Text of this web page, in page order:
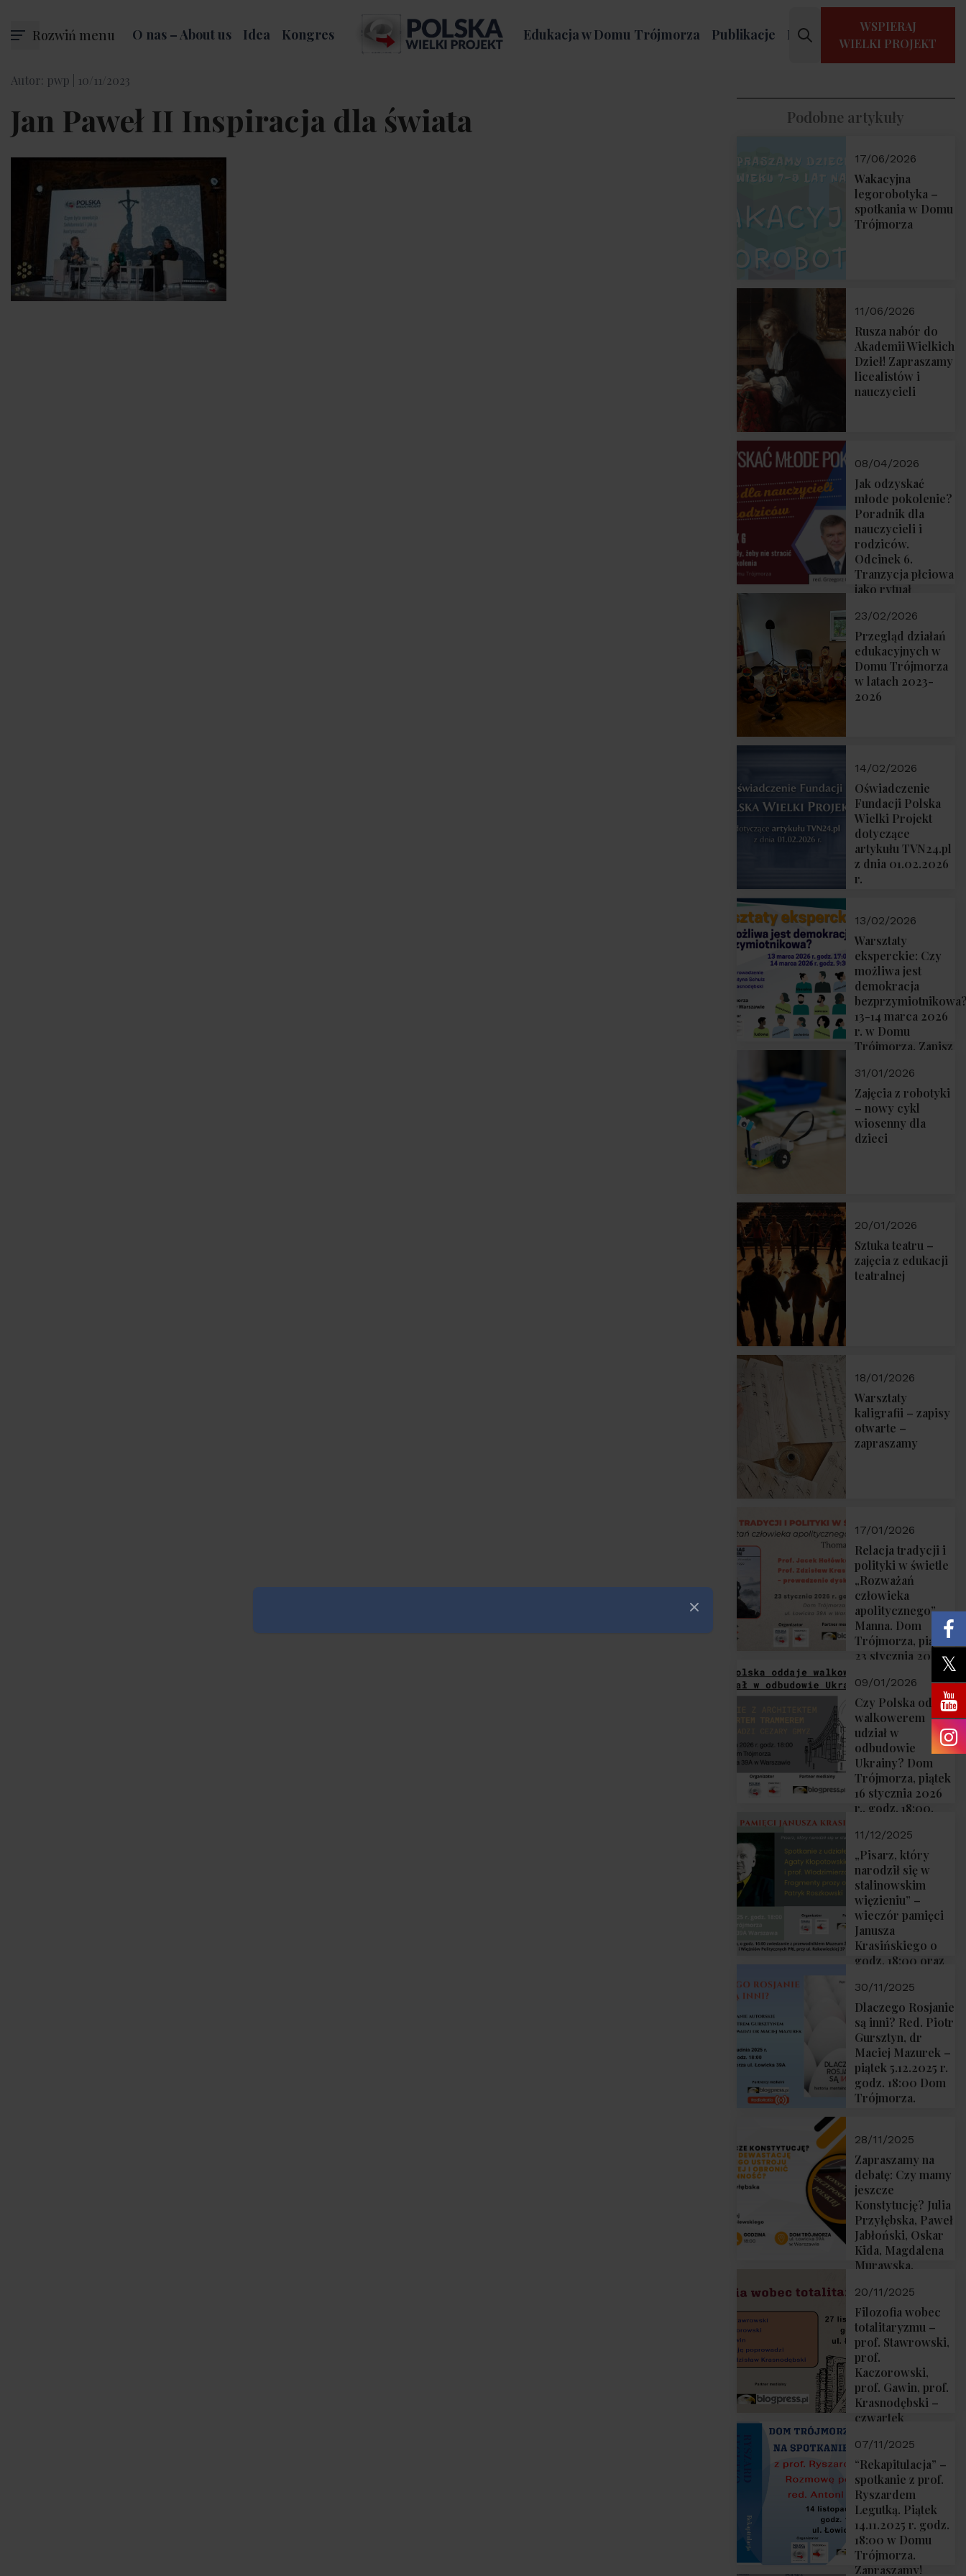
Rozwiń menu O nas – About us Idea Kongres Edukacja w Domu Trójmorza Publikacje Kontakt
WSPIERAJ
WIELKI PROJEKT
Autor: pwp | 10/11/2023
Jan Paweł II Inspiracja dla świata Podobne artykuły
17/06/2026
Wakacyjna
legorobotyka –
spotkania w Domu
Trójmorza
11/06/2026
Rusza nabór do
Akademii Wielkich
Dzieł! Zapraszamy
licealistów i
nauczycieli
08/04/2026
Jak odzyskać
młode pokolenie?
Poradnik dla
nauczycieli i
rodziców.
Odcinek 6.
Tranzycja płciowa
jako rytuał
Rozmawiają red.
Grzegorz Górny i
prof. Michał
Łuczewski
23/02/2026
Przegląd działań
edukacyjnych w
Domu Trójmorza
w latach 2023-
2026
14/02/2026
Oświadczenie
Fundacji Polska
Wielki Projekt
dotyczące
artykułu TVN24.pl
z dnia 01.02.2026
r.
13/02/2026
Warsztaty
eksperckie: Czy
możliwa jest
demokracja
13-14 marca 2026
r. w Domu
Trójmorza. Zapisz
31/01/2026
Zajęcia z robotyki
– nowy cykl
wiosenny dla
dzieci
20/01/2026
Sztuka teatru –
zajęcia z edukacji
teatralnej
18/01/2026
Warsztaty
kaligrafii – zapisy
otwarte –
zapraszamy
17/01/2026
Relacja tradycji i
polityki w świetle
„Rozważań
człowieka
apolitycznego”
Manna. Dom
Trójmorza, piątek
23 stycznia 2026
Zapraszamy!
09/01/2026
Czy Polska oddaje
walkowerem
udział w
odbudowie
Ukrainy? Dom
Trójmorza, piątek
16 stycznia 2026
r., godz. 18:00.
11/12/2025
„Pisarz, który
narodził się w
stalinowskim
więzieniu” –
wieczór pamięci
Janusza
Krasińskiego o
godz. 18:00 oraz
Muzeum
Żołnierzy
Wyklętych i
Więźniów
Politycznych PRL
o godz. 16:00 – 19
grudnia 2025 r.
30/11/2025
Dlaczego Rosjanie
są inni? Red. Piotr
Gursztyn, dr
Maciej Mazurek –
piątek 5.12.2025 r.
godz. 18:00 Dom
Trójmorza.
28/11/2025
Zapraszamy na
debatę: Czy mamy
jeszcze
Konstytucję? Julia
Przyłębska, Paweł
Jabłoński, Oskar
Kida, Magdalena
Murawska,
Sobolewski – 4
grudnia 2025 r.
godz. 18:00.
20/11/2025
Filozofia wobec
totalitaryzmu –
prof. Stawrowski,
prof.
Kaczorowski,
prof. Gawin, prof.
Krasnodębski –
czwartek
18:00
07/11/2025
“Rekapitulacja” –
spotkanie z prof.
Ryszardem
Legutką. Piątek
14.11.2025 r. godz.
18:00 w Domu
Trójmorza.
Zapraszamy!
Zamknij